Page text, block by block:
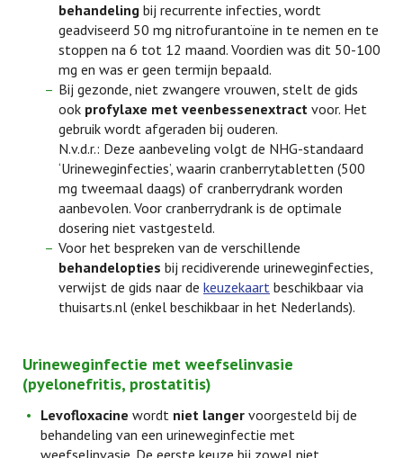
behandeling bij recurrente infecties, wordt
geadviseerd 50 mg nitrofurantoïne in te nemen en te
stoppen na 6 tot 12 maand. Voordien was dit 50-100
mg en was er geen termijn bepaald.
Bij gezonde, niet zwangere vrouwen, stelt de gids
ook profylaxe met veenbessenextract voor. Het
gebruik wordt afgeraden bij ouderen.
N.v.d.r.: Deze aanbeveling volgt de NHG-standaard
‘Urineweginfecties’, waarin cranberrytabletten (500
mg tweemaal daags) of cranberrydrank worden
aanbevolen. Voor cranberrydrank is de optimale
dosering niet vastgesteld.
Voor het bespreken van de verschillende
behandelopties bij recidiverende urineweginfecties,
verwijst de gids naar de keuzekaart beschikbaar via
thuisarts.nl (enkel beschikbaar in het Nederlands).
Urineweginfectie met weefselinvasie
(pyelonefritis, prostatitis)
Levofloxacine wordt niet langer voorgesteld bij de
behandeling van een urineweginfectie met
weefselinvasie. De eerste keuze bij zowel niet